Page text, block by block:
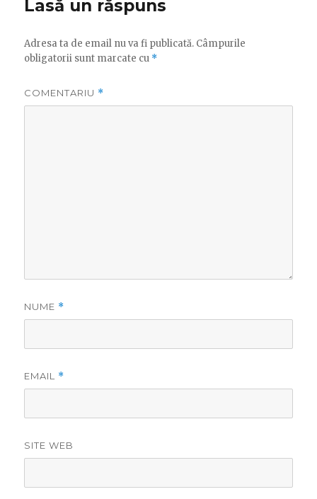
Lasă un răspuns
Adresa ta de email nu va fi publicată. Câmpurile
obligatorii sunt marcate cu *
COMENTARIU *
NUME *
EMAIL *
SITE WEB